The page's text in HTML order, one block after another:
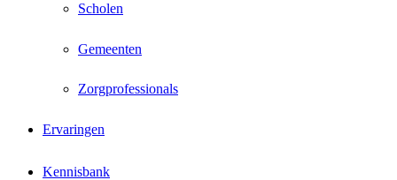
Scholen
Gemeenten
Zorgprofessionals
Ervaringen
Kennisbank